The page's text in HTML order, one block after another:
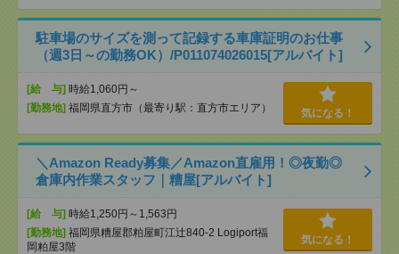
駐車場のサイズを測って記録する車庫証明のお仕事
（週3日～の勤務OK）/P011074026015[アルバイト]
[給 与] 時給1,060円～
[勤務地] 福岡県直方市（最寄り駅：直方市エリア） 気になる！
＼Amazon Ready募集／Amazon直雇用！◎夜勤◎
倉庫内作業スタッフ｜糟屋[アルバイト]
[給 与] 時給1,250円～1,563円
[勤務地] 福岡県糟屋郡粕屋町江辻840-2 Logiport福
岡粕屋3階
気になる！